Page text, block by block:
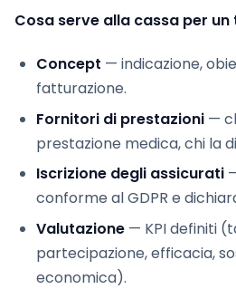
Cosa serve alla cassa per
Concept — indicazione,
fatturazione.
Fornitori di prestazioni —
prestazione medica, chi la
Iscrizione degli assicurati
conforme al GDPR e
Valutazione — KPI definiti
partecipazione, efficacia,
economica).